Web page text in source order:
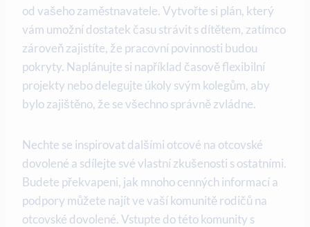
od vašeho zaměstnavatele. Vytvořte ‌si plán, který
vám umožní dostatek času strávit ⁤s dítětem,‌ zatímco
zároveň zajistíte, že pracovní​ povinnosti budou
pokryty. Naplánujte ⁣si například časově flexibilní
projekty nebo delegujte ⁤úkoly svým kolegům, aby
bylo zajištěno, že se ⁣všechno správně zvládne.
Nechte se inspirovat dalšími otcové na otcovské
dovolené a ​sdílejte své vlastní ⁤zkušenosti s ostatními.⁢
Budete překvapeni, jak⁤ mnoho cenných informací a
podpory můžete najít ve vaší komunitě rodičů na
otcovské ‍dovolené. Vstupte do této komunity s